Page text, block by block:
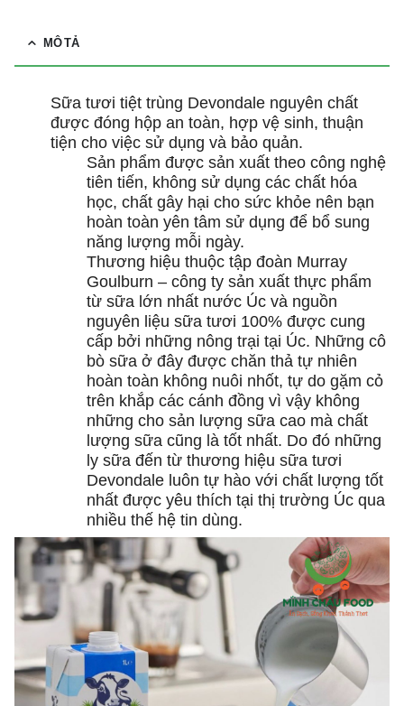
MÔ TẢ
Sữa tươi tiệt trùng Devondale nguyên chất
được đóng hộp an toàn, hợp vệ sinh, thuận
tiện cho việc sử dụng và bảo quản.
Sản phẩm được sản xuất theo công nghệ
tiên tiến, không sử dụng các chất hóa
học, chất gây hại cho sức khỏe nên bạn
hoàn toàn yên tâm sử dụng để bổ sung
năng lượng mỗi ngày.
Thương hiệu thuộc tập đoàn Murray
Goulburn – công ty sản xuất thực phẩm
từ sữa lớn nhất nước Úc và nguồn
nguyên liệu sữa tươi 100% được cung
cấp bởi những nông trại tại Úc. Những cô
bò sữa ở đây được chăn thả tự nhiên
hoàn toàn không nuôi nhốt, tự do gặm cỏ
trên khắp các cánh đồng vì vậy không
những cho sản lượng sữa cao mà chất
lượng sữa cũng là tốt nhất. Do đó những
ly sữa đến từ thương hiệu sữa tươi
Devondale luôn tự hào với chất lượng tốt
nhất được yêu thích tại thị trường Úc qua
nhiều thế hệ tin dùng.